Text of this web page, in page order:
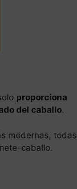
proporciona
del caballo.
modernas, todas
caballo.